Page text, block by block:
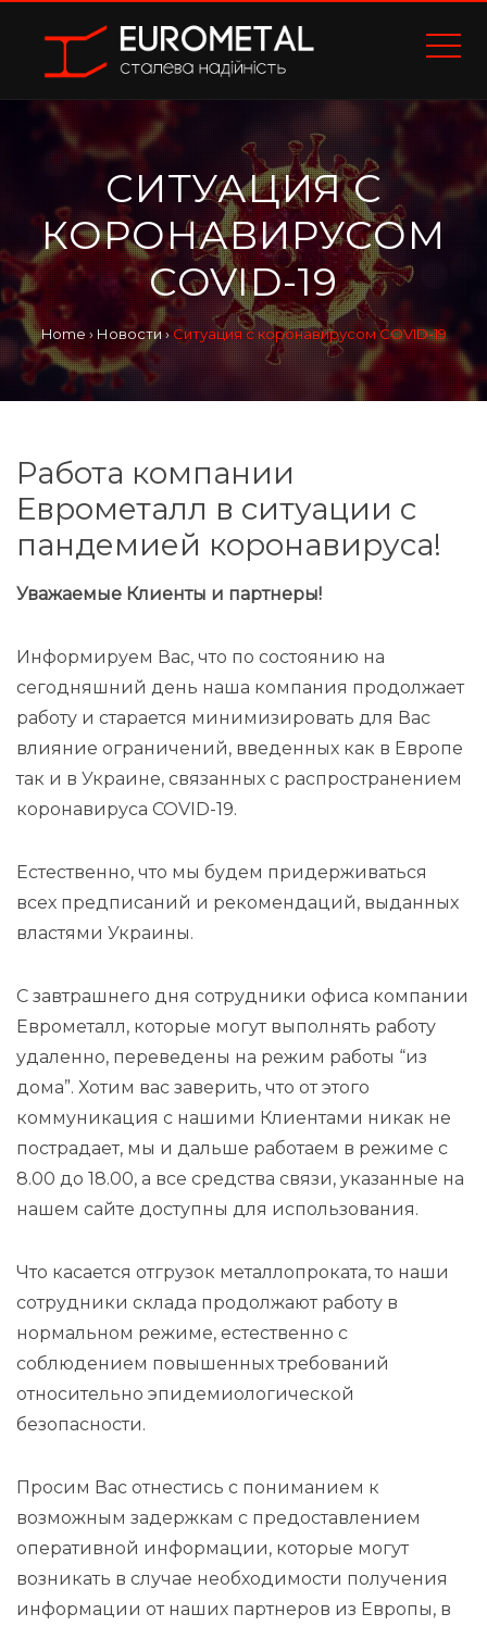
СИТУАЦИЯ С
КОРОНАВИРУСОМ
COVID-19
Home › Новости›Ситуация с коронавирусом COVID-19
Работа компании
Еврометалл в ситуации с
пандемией коронавируса!
Уважаемые Клиенты и партнеры!
Информируем Вас, что по состоянию на
сегодняшний день наша компания продолжает
работу и старается минимизировать для Вас
влияние ограничений, введенных как в Европе
так и в Украине, связанных с распространением
коронавируса COVID-19.
Естественно, что мы будем придерживаться
всех предписаний и рекомендаций, выданных
властями Украины.
С завтрашнего дня сотрудники офиса компании
Еврометалл, которые могут выполнять работу
удаленно, переведены на режим работы “из
дома”. Хотим вас заверить, что от этого
коммуникация с нашими Клиентами никак не
пострадает, мы и дальше работаем в режиме с
8.00 до 18.00, а все средства связи, указанные на
нашем сайте доступны для использования.
Что касается отгрузок металлопроката, то наши
сотрудники склада продолжают работу в
нормальном режиме, естественно с
соблюдением повышенных требований
относительно эпидемиологической
безопасности.
Просим Вас отнестись с пониманием к
возможным задержкам с предоставлением
оперативной информации, которые могут
возникать в случае необходимости получения
информации от наших партнеров из Европы, в